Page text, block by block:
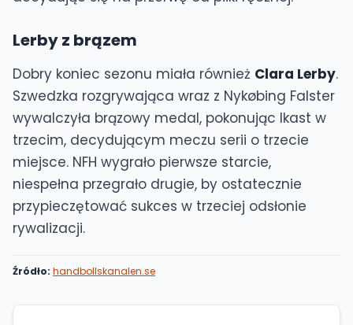
Lerby z brązem
Dobry koniec sezonu miała również Clara Lerby.
Szwedzka rozgrywająca wraz z Nykøbing Falster
wywalczyła brązowy medal, pokonując Ikast w
trzecim, decydującym meczu serii o trzecie
miejsce. NFH wygrało pierwsze starcie,
niespełna przegrało drugie, by ostatecznie
przypieczętować sukces w trzeciej odsłonie
rywalizacji.
Źródło: handbollskanalen.se